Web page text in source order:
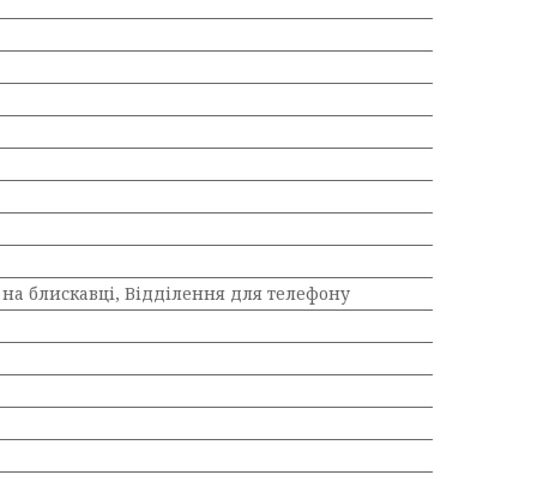
блискавці, Відділення для телефону